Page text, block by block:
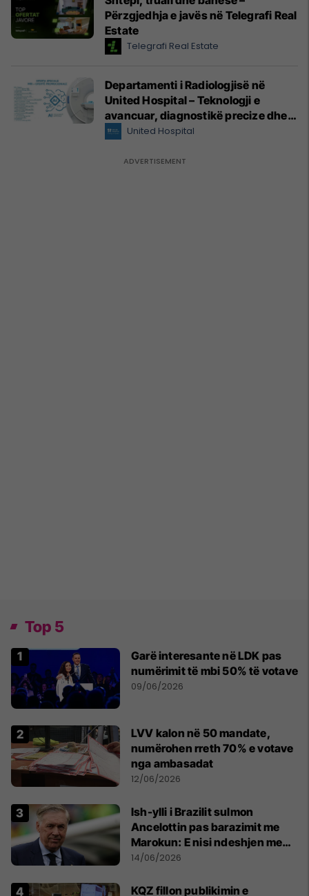
Përzgjedhja e javës në Telegrafi Real
Estate
Telegrafi Real Estate
Departamenti i Radiologjisë në
United Hospital – Teknologji e
avancuar, diagnostikë precize dhe
kujdes profesional
United Hospital
Top 5
Garë interesante në LDK pas
numërimit të mbi 50% të votave
09/06/2026
LVV kalon në 50 mandate,
numërohen rreth 70% e votave
nga ambasadat
12/06/2026
Ish-ylli i Brazilit sulmon
Ancelottin pas barazimit me
Marokun: E nisi ndeshjen me
formacionin e gabuar
14/06/2026
KQZ fillon publikimin e